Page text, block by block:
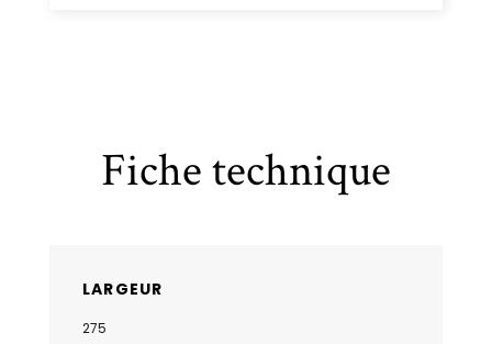
Fiche technique
LARGEUR
275